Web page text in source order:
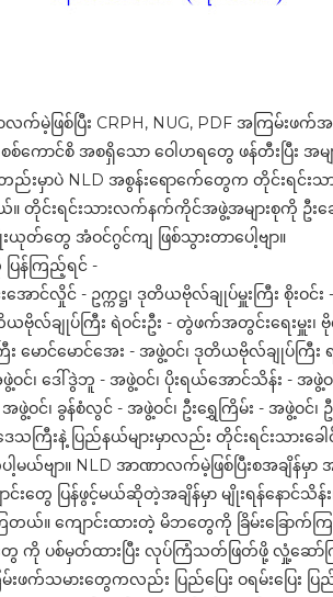
လက်မဲ့ဖြစ်ပြီး CRPH, NUG, PDF အကြမ်
စ်ကောင်စိ အစရှိသော ဝေါဟရတွေ ဖန်တီးပြီး အ
းမှာပဲ NLD အစွန်းရောက်ေတွေက တိုင်းရင်းသာ
တိုင်းရင်းသားလက်နက်ကိုင်အဖွဲ့အများစုကို ဦးဆ
ယုတ်တွေ အံဝင်ဂွင်ကျ ဖြစ်သွားတာပေါ့ဗျာ။
ြန်ကြည့်ရင် -
အောင်လှိုင် - ဥက္ကဋ္ဌ၊ ဒုတိယဗိုလ်ချုပ်မှူးကြီး စိုးဝ
ယဗိုလ်ချုပ်ကြီး ရဲဝင်းဦး - တွဲဖက်အတွင်းရေးမှူး၊
း မောင်မောင်အေး - အဖွဲ့ဝင်၊ ဒုတိယဗိုလ်ချုပ်ကြီ
င်၊ ဒေါ်ဒွဲဘူ - အဖွဲ့ဝင်၊ ပိုးရယ်အောင်သိန်း - အဖွဲ့ဝ
ဝင်၊ ခွန်စံလွင် - အဖွဲ့ဝင်၊ ဦးရွှေကြိမ်း - အဖွဲ့ဝင်
ေသကြီးနဲ့ ပြည်နယ်များမှာလည်း တိုင်းရင်းသားခ
မယ်ဗျာ။ NLD အာဏာလက်မဲ့ဖြစ်ပြီးစအချိန်မှာ
းတွေ ပြန်ဖွင့်မယ်ဆိုတဲ့အချိန်မှာ မျိုးရန်နောင်သိ
။ ကျောင်းထားတဲ့ မိဘတွေကို ခြိမ်းခြောက်က
ေ ကို ပစ်မှတ်ထားပြီး လုပ်ကြံသတ်ဖြတ်ဖို့ လှုံ့ဆော်က
းဖက်သမားတွေကလည်း ပြည်ပြေး ဝရမ်းပြေ